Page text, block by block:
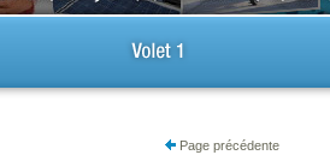
Page précédente